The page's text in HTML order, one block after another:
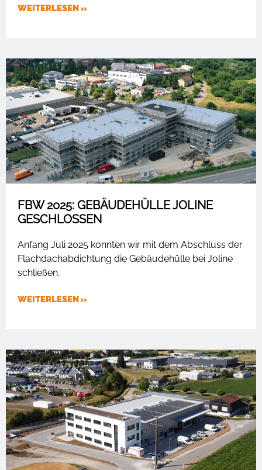
WEITERLESEN »
FBW 2025: GEBÄUDEHÜLLE JOLINE
GESCHLOSSEN
Anfang Juli 2025 konnten wir mit dem Abschluss der
Flachdachabdichtung die Gebäudehülle bei Joline
schließen.
WEITERLESEN »